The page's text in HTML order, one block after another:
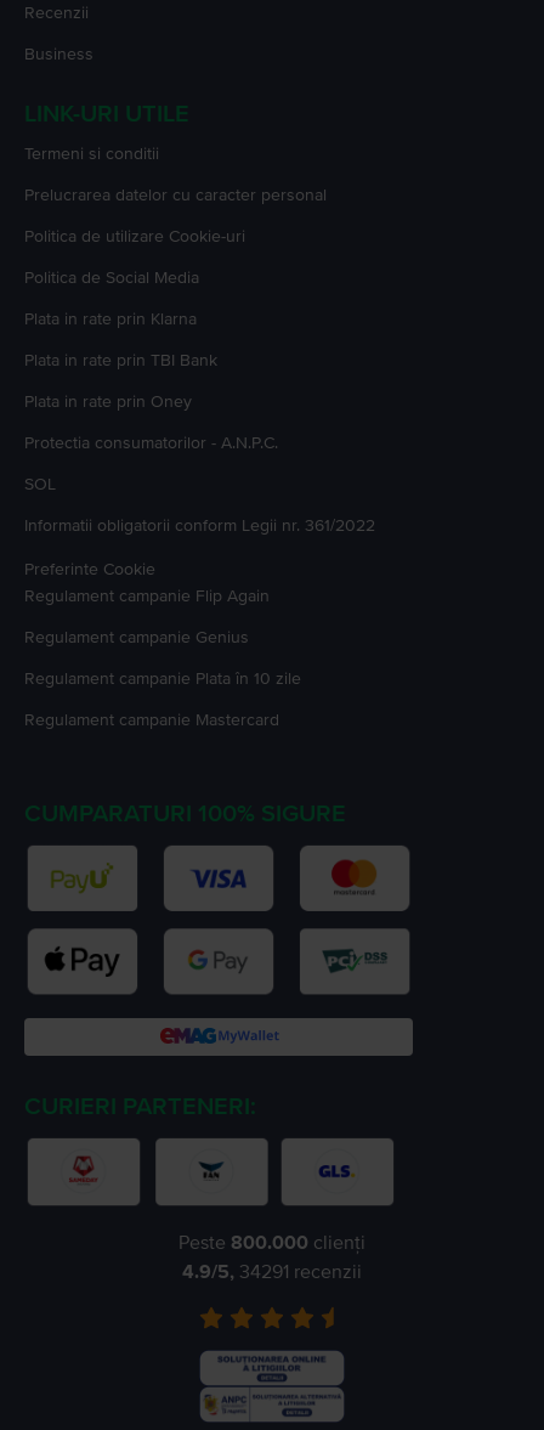
Recenzii
Business
LINK-URI UTILE
Termeni si conditii
Prelucrarea datelor cu caracter personal
Politica de utilizare Cookie-uri
Politica de Social Media
Plata in rate prin Klarna
Plata in rate prin TBI Bank
Plata in rate prin Oney
Protectia consumatorilor - A.N.P.C.
SOL
Informatii obligatorii conform Legii nr. 361/2022
Preferinte Cookie
Regulament campanie Flip Again
Regulament campanie Genius
Regulament campanie Plata în 10 zile
Regulament campanie Mastercard
CUMPARATURI 100% SIGURE
CURIERI PARTENERI:
Peste 800.000 clienți
4.9/5, 34291 recenzii